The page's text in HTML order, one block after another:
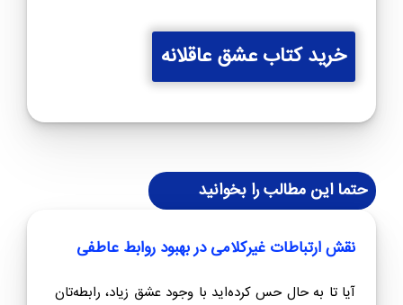
خرید کتاب عشق عاقلانه
حتما این مطالب را بخوانید
نقش ارتباطات غیرکلامی در بهبود روابط عاطفی
آیا تا به حال حس کرده‌اید با وجود عشق زیاد، رابطه‌تان